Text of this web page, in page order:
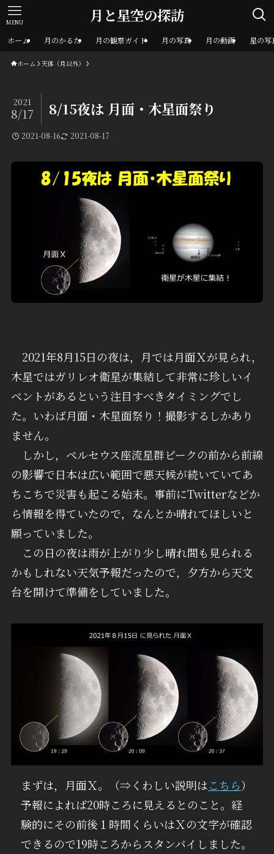
月と星空の探訪
MENU
ホーム 月のかるた 月の観察ガイド 月の写真 月の動画 星の写
ホーム 天体（月以外）
8/15夜は 月面・木星面祭り
2021
8/17
2021-08-16 2021-08-17
2021年8月15日の夜は，月では月面Ｘが見られ，
木星ではガリレオ衛星が集結して非常に珍しいイ
ベントがあるという注目すべきタイミングでし
た。いわば月面・木星面祭り！撮影するしかあり
ません。
しかし，ペルセウス座流星群ピークの前から前線
の影響で日本は広い範囲で悪天候が続いていてあ
ちこちで災害も起こる始末。事前にTwitterなどか
ら情報を得ていたので，なんとか晴れてほしいと
願っていました。
この日の夜は雨が上がり少し晴れ間も見られる
かもしれない天気予報だったので，夕方から天文
台を開けて準備をしていました。
まずは，月面Ｘ。（⇒くわしい説明はこちら）
予報によれば20時ころに見えるとのこと。経
験的にその前後１時間くらいはＸの文字が確認
できるので19時ころからスタンバイしました。